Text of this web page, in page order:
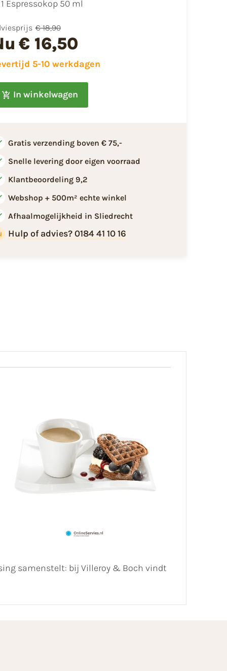
1 Espressokop 50 ml
€ 18,90
€ 16,50
5-10 werkdagen
In winkelwagen
Gratis verzending boven € 75,-
Snelle levering door eigen voorraad
Klantbeoordeling 9,2
Webshop + 500m² echte winkel
Afhaalmogelijkheid in Sliedrecht
Hulp of advies? 0184 41 10 16
samenstelt: bij Villeroy & Boch vindt